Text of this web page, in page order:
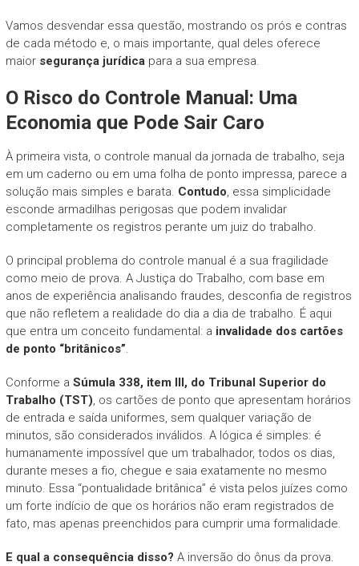
Vamos desvendar essa questão, mostrando os prós e contras
de cada método e, o mais importante, qual deles oferece
maior segurança jurídicapara a sua empresa.
O Risco do Controle Manual: Uma
Economia que Pode Sair Caro
À primeira vista, o controle manual da jornada de trabalho, seja
em um caderno ou em uma folha de ponto impressa, parece a
solução mais simples e barata. Contudo, essa simplicidade
esconde armadilhas perigosas que podem invalidar
completamente os registros perante um juiz do trabalho.
O principal problema do controle manual é a sua fragilidade
como meio de prova. A Justiça do Trabalho, com base em
anos de experiência analisando fraudes, desconfia de registros
que não refletem a realidade do dia a dia de trabalho. É aqui
que entra um conceito fundamental: a invalidade dos cartões
de ponto “britânicos”.
Conforme a Súmula 338, item III, do Tribunal Superior do
Trabalho (TST), os cartões de ponto que apresentam horários
de entrada e saída uniformes, sem qualquer variação de
minutos, são considerados inválidos. A lógica é simples: é
humanamente impossível que um trabalhador, todos os dias,
durante meses a fio, chegue e saia exatamente no mesmo
minuto. Essa “pontualidade britânica” é vista pelos juízes como
um forte indício de que os horários não eram registrados de
fato, mas apenas preenchidos para cumprir uma formalidade.
E qual a consequência disso? A inversão do ônus da prova.